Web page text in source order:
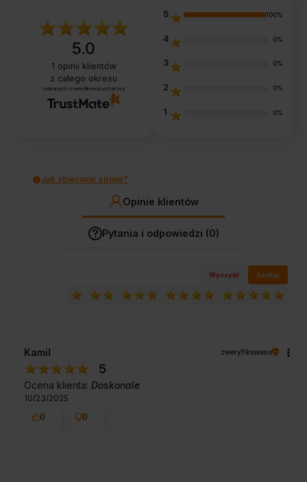
5.0
1 opinii klientów
z całego okresu
zebranych i zweryfikowanych przez
5 100%
4 0%
3 0%
2 0%
1 0%
Jak zbieramy opinie?
Opinie klientów
Pytania i odpowiedzi (0)
Wyczyść Szukaj
Kamil zweryfikowano
5
Ocena klienta: Doskonale
10/23/2025
0
0